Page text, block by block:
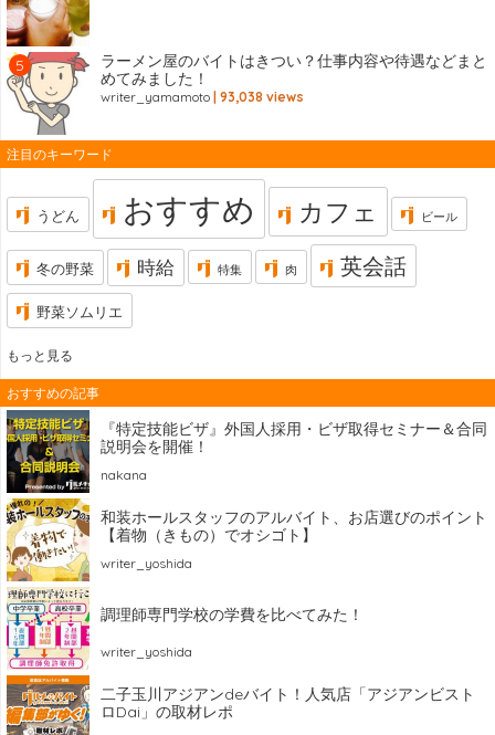
ラーメン屋のバイトはきつい？仕事内容や待遇などまと
めてみました！
writer_yamamoto | 93,038 views
注目のキーワード
うどん おすすめ カフェ ビール
冬の野菜 時給 特集 肉 英会話
野菜ソムリエ
もっと見る
おすすめの記事
『特定技能ビザ』外国人採用・ビザ取得セミナー＆合同
説明会を開催！
nakana
和装ホールスタッフのアルバイト、お店選びのポイント
【着物（きもの）でオシゴト】
writer_yoshida
調理師専門学校の学費を比べてみた！
writer_yoshida
二子玉川アジアンdeバイト！人気店「アジアンビスト
ロDai」の取材レポ